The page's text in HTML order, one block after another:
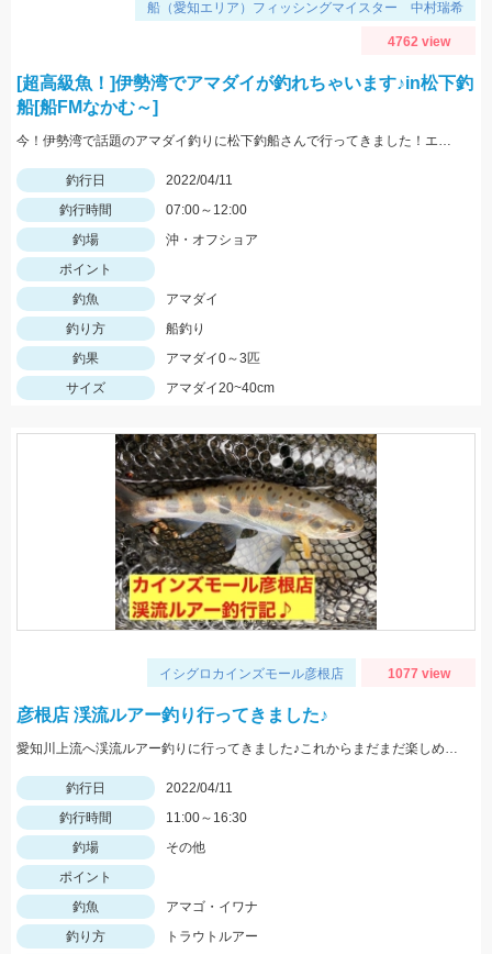
船（愛知エリア）フィッシングマイスター 中村瑞希
4762 view
[超高級魚！]伊勢湾でアマダイが釣れちゃいます♪in松下釣
船[船FMなかむ～]
今！伊勢湾で話題のアマダイ釣りに松下釣船さんで行ってきました！エサはホタルイカ・オキアミのほか、ゴールドドイソメも効果的！
釣行日
2022/04/11
釣行時間
07:00～12:00
釣場
沖・オフショア
ポイント
釣魚
アマダイ
釣り方
船釣り
釣果
アマダイ0～3匹
サイズ
アマダイ20~40cm
イシグロカインズモール彦根店 1077 view
彦根店 渓流ルアー釣り行ってきました♪
愛知川上流へ渓流ルアー釣りに行ってきました♪これからまだまだ楽しめそうです！
釣行日
2022/04/11
釣行時間
11:00～16:30
釣場
その他
ポイント
釣魚
アマゴ・イワナ
釣り方
トラウトルアー